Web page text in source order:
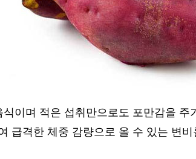
이며 적은 섭취만으로도 포만감을
급격한 체중 감량으로 올 수 있는 변